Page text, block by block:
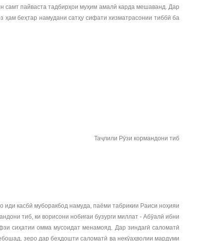
самт пайваста тадбирҳои муҳим амалӣ карда мешаванд. Дар
беҳтар намудани сатҳу сифати хизматрасонии тиббӣ ба
Таҷлили Рӯзи кормандони тиб
касбӣ муборакбод намуда, паёми табрикии Раиси ноҳияи
тиб, ки ворисони нобиғаи бузурги миллат - Абӯалӣ ибни
сиҳатии омма мусоидат менамояд. Дар зиндагӣ саломатӣ
зеро дар беҳдошти саломатӣ ва некӯаҳволии мардуми